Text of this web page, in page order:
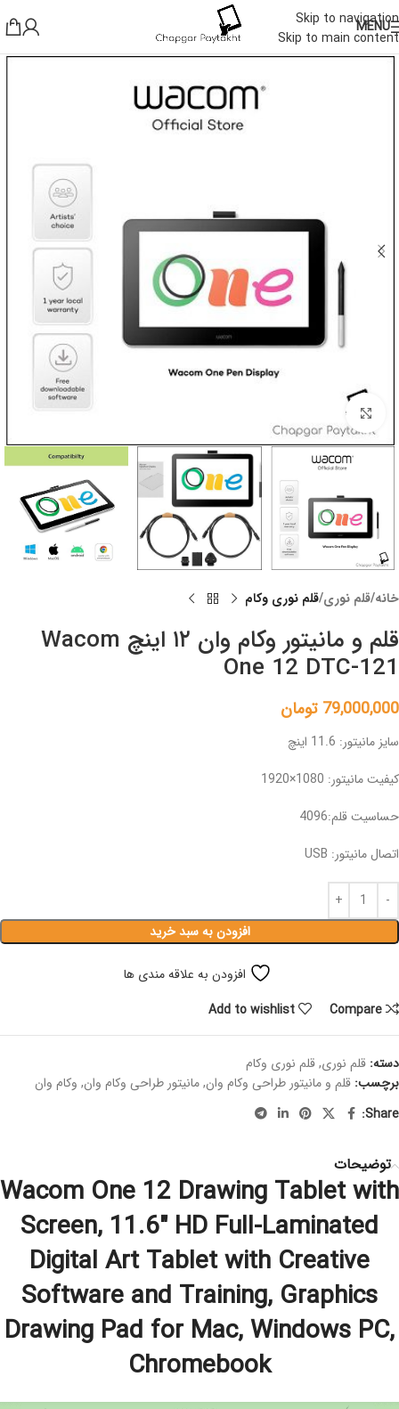
Skip to navigation
Skip to main content
MENU
Click to enlarge
خانه قلم نوری قلم نوری وکام
قلم و مانیتور وکام وان ۱۲ اینچ Wacom
One 12 DTC-121
79,000,000 تومان
سایز مانیتور: 11.6 اینچ
کیفیت مانیتور: ‎1920×1080
حساسیت قلم:4096
اتصال مانیتور: USB
افزودن به سبد خرید
افزودن به علاقه مندی ها
Compare
Add to wishlist
دسته: قلم نوری,قلم نوری وکام
برچسب: قلم و مانیتور طراحی وکام وان,مانیتور طراحی وکام وان, وکام وان
Share:
توضیحات
Wacom One 12 Drawing Tablet with
Screen, 11.6″ HD Full-Laminated
Digital Art Tablet with Creative
Software and Training, Graphics
Drawing Pad for Mac, Windows PC,
Chromebook